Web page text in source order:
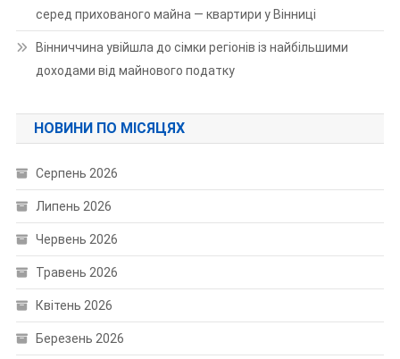
серед прихованого майна — квартири у Вінниці
Вінниччина увійшла до сімки регіонів із найбільшими
доходами від майнового податку
НОВИНИ ПО МІСЯЦЯХ
Серпень 2026
Липень 2026
Червень 2026
Травень 2026
Квітень 2026
Березень 2026